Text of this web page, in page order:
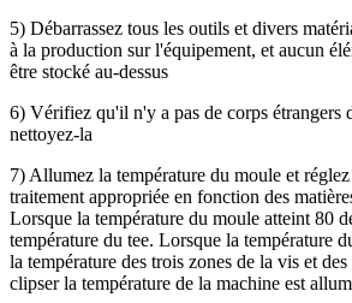
5) Débarrassez tous les outils et divers
à la production sur l'équipement, et aucun
être stocké au-dessus
6) Vérifiez qu'il n'y a pas de corps étrangers
nettoyez-la
7) Allumez la température du moule et
traitement appropriée en fonction des
Lorsque la température du moule atteint 80
température du tee. Lorsque la température
la température des trois zones de la vis et
clipser la température de la machine est